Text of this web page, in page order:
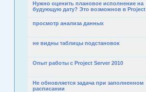
Нужно оценить плановое исполнение на
будующую дату? Это возможнов в Project
просмотр анализа данных
не видны таблицы подстановок
Опыт работы с Project Server 2010
Не обновляется задача при заполненном
расписании